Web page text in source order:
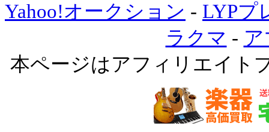
Yahoo!オークション - LYPプ
ラクマ -
本ページはアフィリエイト